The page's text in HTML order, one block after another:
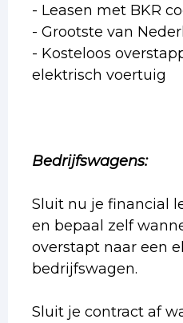
- Leasen met BKR
- Grootste van
- Kosteloos
elektrisch voertuig
Bedrijfswagens:
Sluit nu je financial
en bepaal zelf
overstapt naar een
bedrijfswagen.
Sluit je contract af